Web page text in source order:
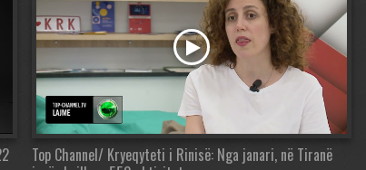
Top Channel/ Kryeqyteti i Rinisë: Nga janari, në Tiranë